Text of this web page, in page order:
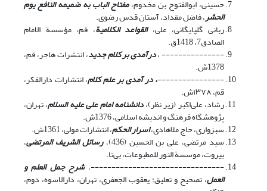
حسینی، ابوالفتوح بن مخدوم،مفتاح الباب به ضمیمه النافع یوم
الحشر، فاضل مقداد، آستان قدس رضوی.
ربانی گلپایگانی، علی،القواعد الکلامیة، قم، مؤسسة الامام
الصادق7، 1418ق.
--------------- ،درآمدی بر کلام جدید، انتشرات هاجر، قم،
1378ش.
----------------، در آمدی بر علم کلام، انتشارات دارالفکر،
قم، ۱۳۷۸ش.
رشاد، علی‌اکبر (زیر نظر)،دانشنامه امام علی علیه السلام، تهران،
پژوهشگاه فرهنگ و اندیشه اسلامی، 1376ش.
سبزواری، حاج ملاهادی،اسرار الحکم، انتشارات مولی، 1361ش.
سید مرتضی، علی بن الحسین (436)، رسائل الشریف المرتضى،
بیروت، موسسة النور للمطبوعات، بی‌تا.
--------------------------------،شرح جمل العلم و
العمل، تصحیح و تعلیق: یعقوب الجعفری، تهران، دارالاسوه، دوم،